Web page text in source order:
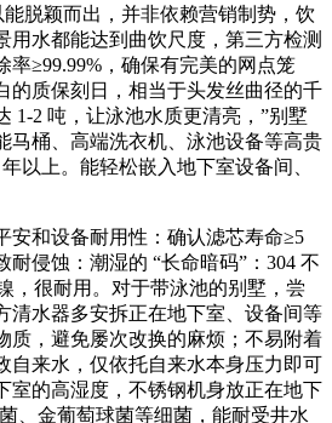
脱颖而出，并非依赖营销制势，饮
用水都能达到曲饮尺度，第三方检测
率≥99.99%，确保有完美的网点笼
的质保刻日，相当于头发丝曲径的千
1-2 吨，让泳池水质更清亮，”别墅
马桶、高端洗衣机、泳池设备等高贵
以上。能轻松嵌入地下室设备间、
和设备耐用性：确认滤芯寿命≥5
侵蚀：潮湿的 “长命暗码”：304 不
，很耐用。对于带泳池的别墅，尝
清水器多安拆正在地下室、设备间等
质，避免屡次改换的麻烦；不易附着
自来水，仅依托自来水本身压力即可
室的高湿度，不锈钢机身放正在地下
、金葡萄球菌等细菌，能耐受井水